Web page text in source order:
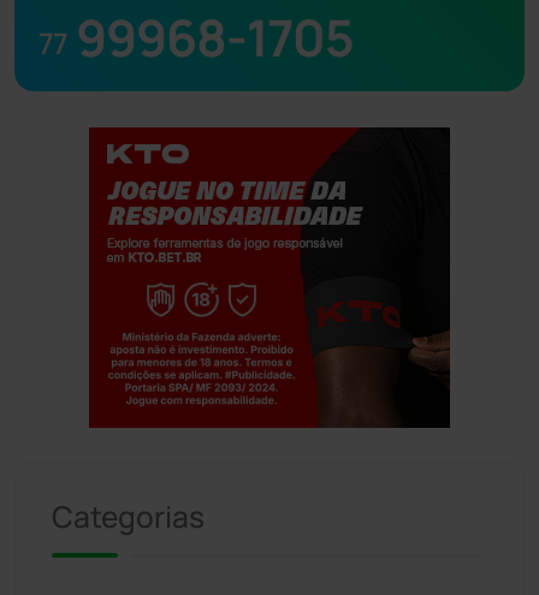
77 99968-1705
Categorias